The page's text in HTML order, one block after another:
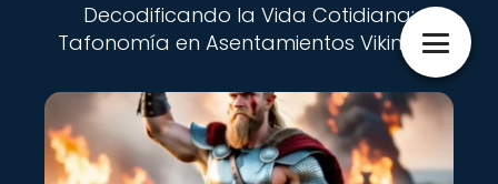
Decodificando la Vida Cotidiana:
Tafonomía en Asentamientos Vikingos